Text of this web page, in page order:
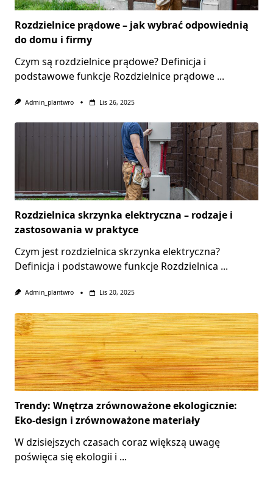
Rozdzielnice prądowe – jak wybrać odpowiednią
do domu i firmy
Czym są rozdzielnice prądowe? Definicja i
podstawowe funkcje Rozdzielnice prądowe ...
Admin_plantwro Lis 26, 2025
Rozdzielnica skrzynka elektryczna – rodzaje i
zastosowania w praktyce
Czym jest rozdzielnica skrzynka elektryczna?
Definicja i podstawowe funkcje Rozdzielnica ...
Admin_plantwro Lis 20, 2025
Trendy: Wnętrza zrównoważone ekologicznie:
Eko-design i zrównoważone materiały
W dzisiejszych czasach coraz większą uwagę
poświęca się ekologii i ...